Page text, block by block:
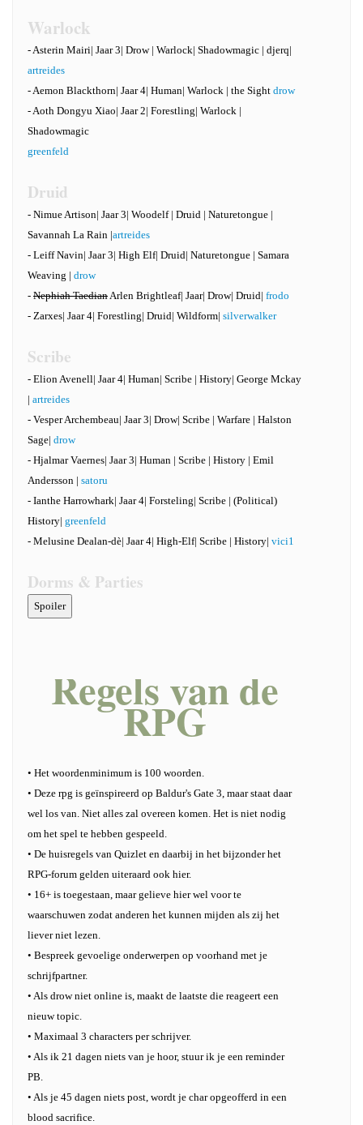
Warlock
- Asterin Mairi| Jaar 3| Drow | Warlock| Shadowmagic | djerq|
artreides
- Aemon Blackthorn| Jaar 4| Human| Warlock | the Sight drow
- Aoth Dongyu Xiao| Jaar 2| Forestling| Warlock |
Shadowmagic
greenfeld
Druid
- Nimue Artison| Jaar 3| Woodelf | Druid | Naturetongue |
Savannah La Rain |artreides
- Leiff Navin| Jaar 3| High Elf| Druid| Naturetongue | Samara
Weaving | drow
- Nephiah TaedianArlen Brightleaf| Jaar| Drow| Druid| frodo
- Zarxes| Jaar 4| Forestling| Druid| Wildform| silverwalker
Scribe
- Elion Avenell| Jaar 4| Human| Scribe | History| George Mckay
| artreides
- Vesper Archembeau| Jaar 3| Drow| Scribe | Warfare | Halston
Sage| drow
- Hjalmar Vaernes| Jaar 3| Human | Scribe | History | Emil
Andersson | satoru
- Ianthe Harrowhark| Jaar 4| Forsteling| Scribe | (Political)
History| greenfeld
- Melusine Dealan-dè| Jaar 4| High-Elf| Scribe | History| vici1
Dorms & Parties
Regels van de
RPG
• Het woordenminimum is 100 woorden.
• Deze rpg is geïnspireerd op Baldur's Gate 3, maar staat daar
wel los van. Niet alles zal overeen komen. Het is niet nodig
om het spel te hebben gespeeld.
• De huisregels van Quizlet en daarbij in het bijzonder het
RPG-forum gelden uiteraard ook hier.
• 16+ is toegestaan, maar gelieve hier wel voor te
waarschuwen zodat anderen het kunnen mijden als zij het
liever niet lezen.
• Bespreek gevoelige onderwerpen op voorhand met je
schrijfpartner.
• Als drow niet online is, maakt de laatste die reageert een
nieuw topic.
• Maximaal 3 characters per schrijver.
• Als ik 21 dagen niets van je hoor, stuur ik je een reminder
PB.
• Als je 45 dagen niets post, wordt je char opgeofferd in een
blood sacrifice.